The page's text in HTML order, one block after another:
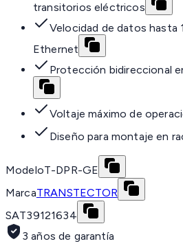
transitorios eléctricos
Velocidad de datos hasta
Ethernet
Protección bidireccional
Voltaje máximo de
Diseño para montaje en
ModeloT-DPR-GE
MarcaTRANSTECTOR
SAT39121634
3 años de garantía